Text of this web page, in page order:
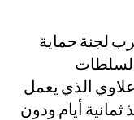
آب/أغسطس 2011 – تعرب لجنة حماية
الذي يعمل
ثمانية أيام ودون